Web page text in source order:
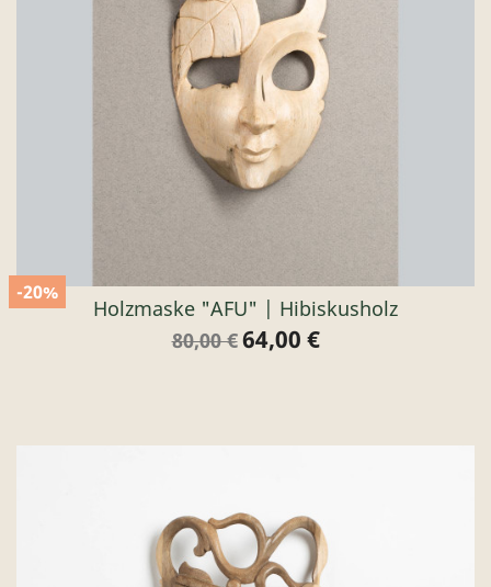
Holzmaske "AFU" | Hibiskusholz
Verkaufspreis
80,00 €
-20%
Preis
64,00 €